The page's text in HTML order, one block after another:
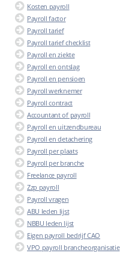
Kosten payroll
Payroll factor
Payroll tarief
Payroll tarief checklist
Payroll en ziekte
Payroll en ontslag
Payroll en pensioen
Payroll werknemer
Payroll contract
Accountant of payroll
Payroll en uitzendbureau
Payroll en detachering
Payroll per plaats
Payroll per branche
Freelance payroll
Zzp payroll
Payroll vragen
ABU leden lijst
NBBU leden lijst
Eigen payroll bedrijf CAO
VPO payroll brancheorganisatie